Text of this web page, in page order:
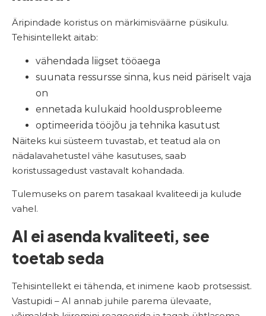
Äripindade koristus on märkimisväärne püsikulu.
Tehisintellekt aitab:
vähendada liigset tööaega
suunata ressursse sinna, kus neid päriselt vaja
on
ennetada kulukaid hooldusprobleeme
optimeerida tööjõu ja tehnika kasutust
Näiteks kui süsteem tuvastab, et teatud ala on
nädalavahetustel vähe kasutuses, saab
koristussagedust vastavalt kohandada.
Tulemuseks on parem tasakaal kvaliteedi ja kulude
vahel.
AI ei asenda kvaliteeti, see
toetab seda
Tehisintellekt ei tähenda, et inimene kaob protsessist.
Vastupidi – AI annab juhile parema ülevaate,